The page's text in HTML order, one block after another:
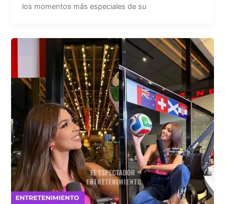
los momentos más especiales de su